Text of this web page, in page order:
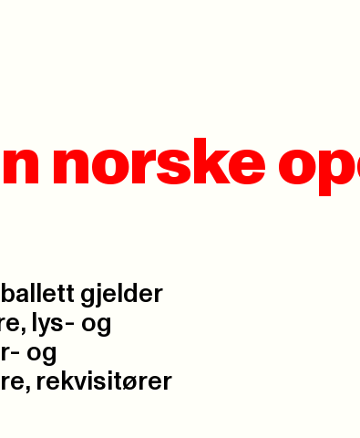
norske
gjelder
lys- og
og
rekvisitører